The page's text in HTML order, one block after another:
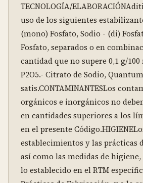
TECNOLOGÍA/
uso de los siguientes
(mono) Fosfato, Sodio - (di)
Fosfato, separados o en
cantidad que no supere 0,1 g/
P2O5.- Citrato de Sodio, Quantum
satis.CONTAMINANTESLos
orgánicos e inorgánicos no
en cantidades superiores a los
en el presente
establecimientos y las prácticas
así como las medidas de higiene,
lo establecido en el RTM